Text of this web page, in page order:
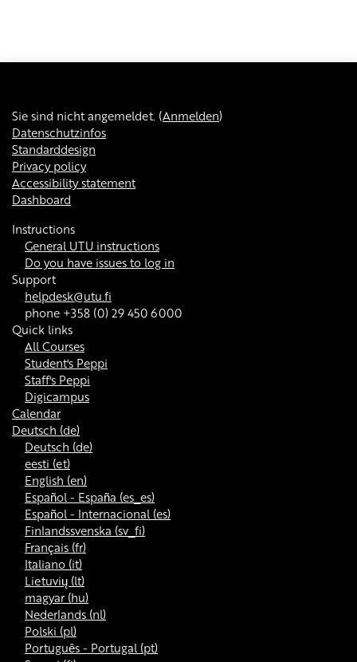
Sie sind nicht angemeldet. (Anmelden)
Datenschutzinfos
Standarddesign
Privacy policy
Accessibility statement
Dashboard
Instructions
General UTU instructions
Do you have issues to log in
Support
helpdesk@utu.fi
phone +358 (0) 29 450 6000
Quick links
All Courses
Student's Peppi
Staff's Peppi
Digicampus
Calendar
Deutsch ‎(de)‎
Deutsch ‎(de)‎
eesti ‎(et)‎
English ‎(en)‎
Español - España ‎(es_es)‎
Español - Internacional ‎(es)‎
Finlandssvenska ‎(sv_fi)‎
Français ‎(fr)‎
Italiano ‎(it)‎
Lietuvių ‎(lt)‎
magyar ‎(hu)‎
Nederlands ‎(nl)‎
Polski ‎(pl)‎
Português - Portugal ‎(pt)‎